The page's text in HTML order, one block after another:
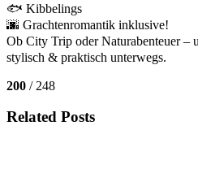
🐟 Kibbelings
🌆 Grachtenromantik inklusive!
Ob City Trip oder Naturabenteuer –
stylisch & praktisch unterwegs.
200 / 248
Related Posts